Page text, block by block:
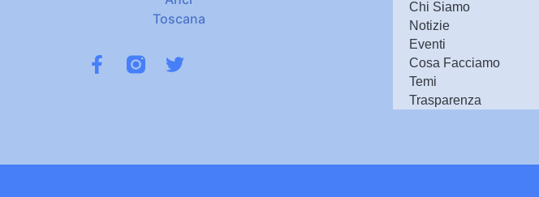
Chi Siamo
Notizie
Eventi
Cosa Facciamo
Temi
Trasparenza